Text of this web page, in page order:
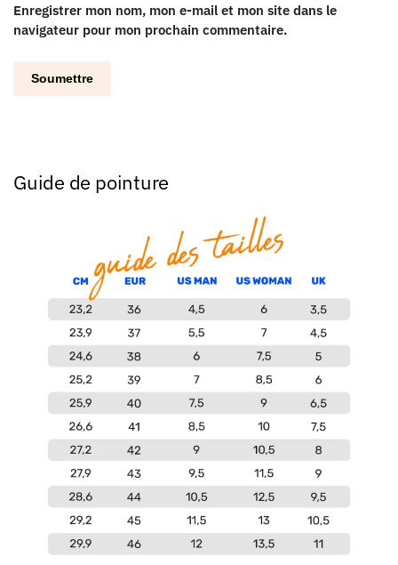
Enregistrer mon nom, mon e-mail et mon site dans le
navigateur pour mon prochain commentaire.
Guide de pointure